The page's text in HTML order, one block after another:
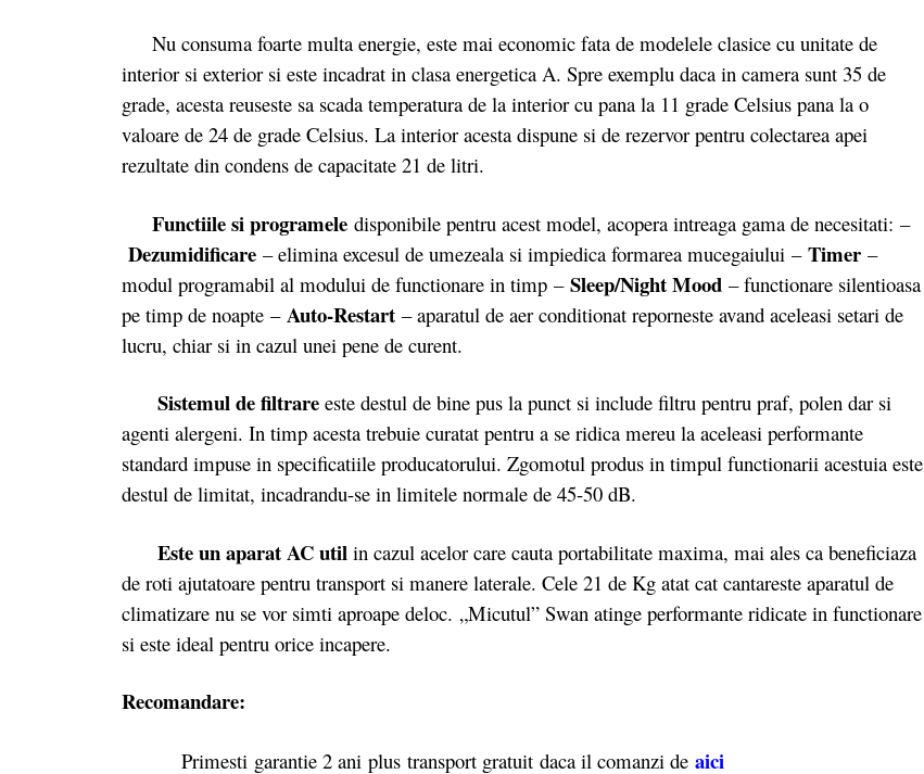
Nu consuma foarte multa energie, este mai economic fata de modelele clasice cu unitate de
interior si exterior si este incadrat in clasa energetica A. Spre exemplu daca in camera sunt 35 de
grade, acesta reuseste sa scada temperatura de la interior cu pana la 11 grade Celsius pana la o
valoare de 24 de grade Celsius. La interior acesta dispune si de rezervor pentru colectarea apei
rezultate din condens de capacitate 21 de litri.
Functiile si programele disponibile pentru acest model, acopera intreaga gama de necesitati: –
Dezumidificare – elimina excesul de umezeala si impiedica formarea mucegaiului – Timer –
modul programabil al modului de functionare in timp –Sleep/Night Mood – functionare silentioasa
pe timp de noapte – Auto-Restart – aparatul de aer conditionat reporneste avand aceleasi setari de
lucru, chiar si in cazul unei pene de curent.
Sistemul de filtrare este destul de bine pus la punct si include filtru pentru praf, polen dar si
agenti alergeni. In timp acesta trebuie curatat pentru a se ridica mereu la aceleasi performante
standard impuse in specificatiile producatorului. Zgomotul produs in timpul functionarii acestuia este
destul de limitat, incadrandu-se in limitele normale de 45-50 dB.
Este un aparat AC util in cazul acelor care cauta portabilitate maxima, mai ales ca beneficiaza
de roti ajutatoare pentru transport si manere laterale. Cele 21 de Kg atat cat cantareste aparatul de
climatizare nu se vor simti aproape deloc. „Micutul” Swan atinge performante ridicate in functionare
si este ideal pentru orice incapere.
Recomandare:
Primesti garantie 2 ani plus transport gratuit daca il comanzi de aici